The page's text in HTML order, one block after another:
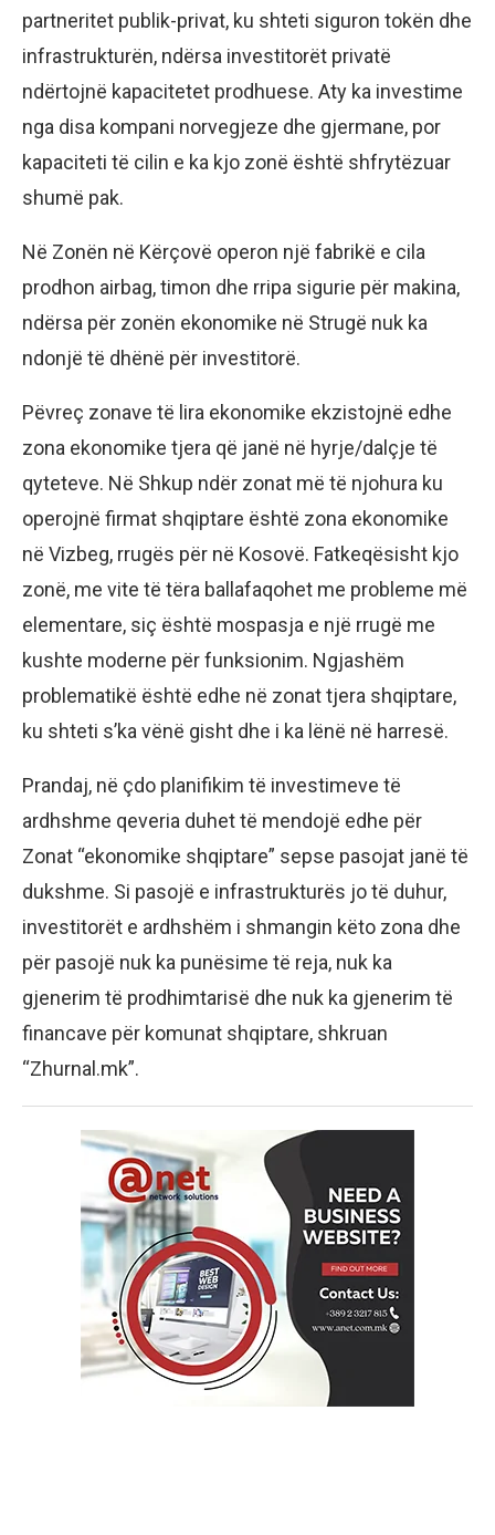
partneritet publik-privat, ku shteti siguron tokën dhe
infrastrukturën, ndërsa investitorët privatë
ndërtojnë kapacitetet prodhuese. Aty ka investime
nga disa kompani norvegjeze dhe gjermane, por
kapaciteti të cilin e ka kjo zonë është shfrytëzuar
shumë pak.
Në Zonën në Kërçovë operon një fabrikë e cila
prodhon airbag, timon dhe rripa sigurie për makina,
ndërsa për zonën ekonomike në Strugë nuk ka
ndonjë të dhënë për investitorë.
Pëvreç zonave të lira ekonomike ekzistojnë edhe
zona ekonomike tjera që janë në hyrje/dalçje të
qyteteve. Në Shkup ndër zonat më të njohura ku
operojnë firmat shqiptare është zona ekonomike
në Vizbeg, rrugës për në Kosovë. Fatkeqësisht kjo
zonë, me vite të tëra ballafaqohet me probleme më
elementare, siç është mospasja e një rrugë me
kushte moderne për funksionim. Ngjashëm
problematikë është edhe në zonat tjera shqiptare,
ku shteti s’ka vënë gisht dhe i ka lënë në harresë.
Prandaj, në çdo planifikim të investimeve të
ardhshme qeveria duhet të mendojë edhe për
Zonat “ekonomike shqiptare” sepse pasojat janë të
dukshme. Si pasojë e infrastrukturës jo të duhur,
investitorët e ardhshëm i shmangin këto zona dhe
për pasojë nuk ka punësime të reja, nuk ka
gjenerim të prodhimtarisë dhe nuk ka gjenerim të
financave për komunat shqiptare, shkruan
“Zhurnal.mk”.